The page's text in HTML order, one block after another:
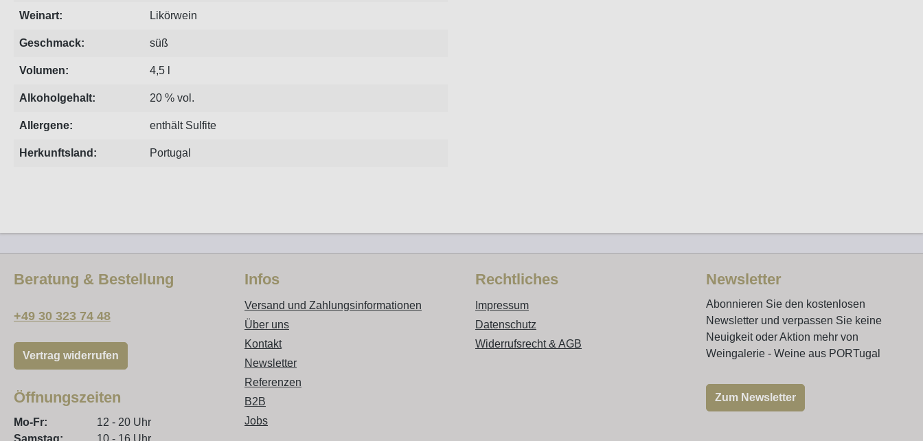
Weinart: Likörwein
Geschmack: süß
Volumen: 4,5 l
Alkoholgehalt: 20 % vol.
Allergene: enthält Sulfite
Herkunftsland: Portugal
Beratung & Bestellung
+49 30 323 74 48
Vertrag widerrufen
Öffnungszeiten
Mo-Fr:
12 - 20 Uhr
Samstag:
10 - 16 Uhr
Infos
Versand und Zahlungsinformationen
Über uns
Kontakt
Newsletter
Referenzen
B2B
Jobs
Rechtliches
Impressum
Datenschutz
Widerrufsrecht & AGB
Newsletter
Abonnieren Sie den kostenlosen
Newsletter und verpassen Sie keine
Neuigkeit oder Aktion mehr von
Weingalerie - Weine aus PORTugal
Zum Newsletter